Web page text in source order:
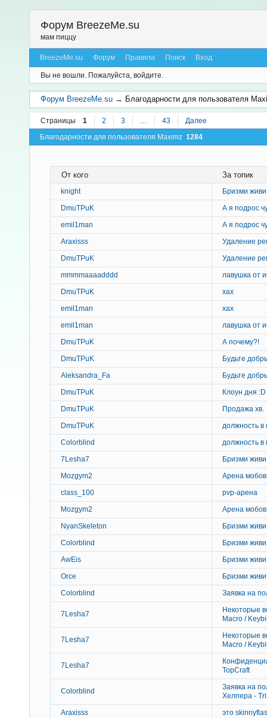
Форум BreezeMe.su
мам пиццу
BreezeMe.su Форум Правила Поиск Вход
Вы не вошли. Пожалуйста, войдите.
Форум BreezeMe.su → Благодарности для пользователя
Страницы 1 2 3 43
Далее
Благодарности для пользователя Maximz 1284
От кого За топик
knight
Бризми
DmuTPuK
А я подрос
emil1man
А я подрос
Araxisss
Удаление
DmuTPuK
Удаление
mmmmaaaadddd
лавушка от
DmuTPuK
хах
emil1man
хах
emil1man
лавушка от
DmuTPuK
А почему?!
DmuTPuK
Будьте
Aleksandra_Fa
Будьте
DmuTPuK
Клоун дня :D
DmuTPuK
Продажа хв.
DmuTPuK
должность
Colorblind
должность
7Lesha7
Бризми
Mozgym2
Арена
class_100
pvp-арена
Mozgym2
Арена
NyanSkeleton
Бризми
Colorblind
Бризми
AwEis
Бризми
Orce
Бризми
Colorblind
Заявка на
7Lesha7
Некоторые
Macro /
7Lesha7
Некоторые
Macro /
7Lesha7
TopCraft
Colorblind
Заявка на
Хелпера -
Araxisss
это